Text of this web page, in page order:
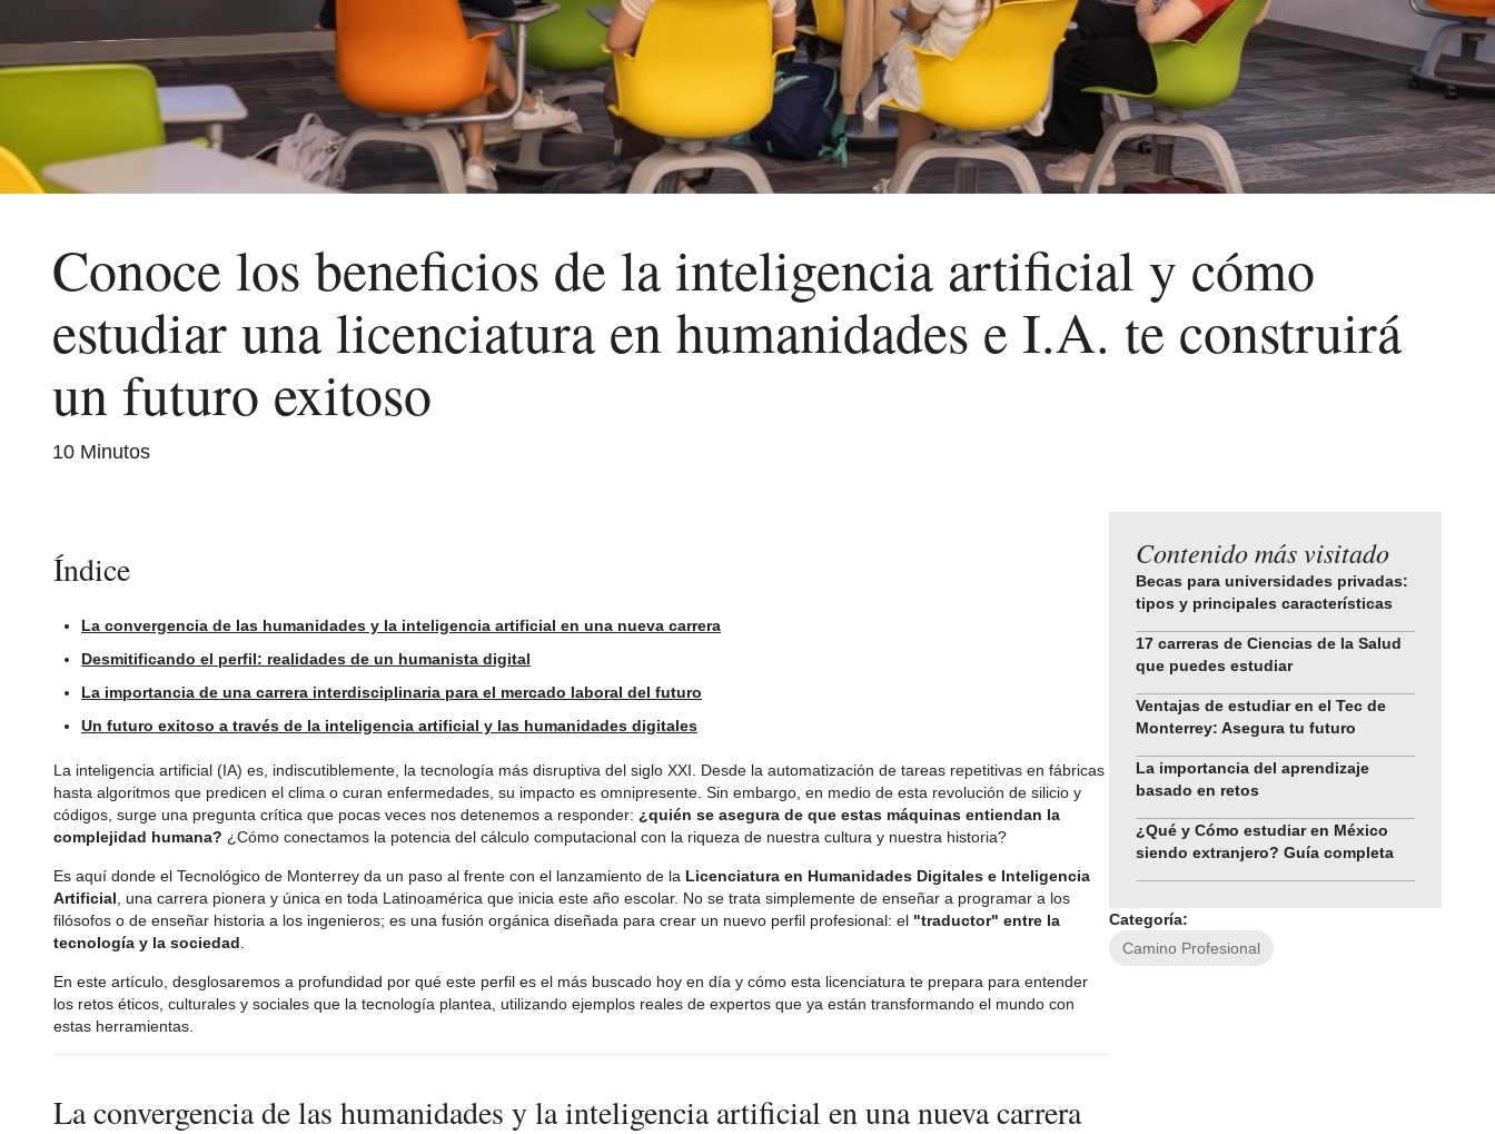
Conoce los beneficios de la inteligencia artificial y cómo
estudiar una licenciatura en humanidades e I.A. te construirá
un futuro exitoso
10 Minutos
Índice
La convergencia de las humanidades y la inteligencia artificial en una nueva carrera
Desmitificando el perfil: realidades de un humanista digital
La importancia de una carrera interdisciplinaria para el mercado laboral del futuro
Un futuro exitoso a través de la inteligencia artificial y las humanidades digitales
La inteligencia artificial (IA) es, indiscutiblemente, la tecnología más disruptiva del siglo XXI. Desde la automatización de tareas repetitivas en fábricas
hasta algoritmos que predicen el clima o curan enfermedades, su impacto es omnipresente. Sin embargo, en medio de esta revolución de silicio y
códigos, surge una pregunta crítica que pocas veces nos detenemos a responder: ¿quién se asegura de que estas máquinas entiendan la
complejidad humana? ¿Cómo conectamos la potencia del cálculo computacional con la riqueza de nuestra cultura y nuestra historia?
Es aquí donde el Tecnológico de Monterrey da un paso al frente con el lanzamiento de la Licenciatura en Humanidades Digitales e Inteligencia
Artificial , una carrera pionera y única en toda Latinoamérica que inicia este año escolar. No se trata simplemente de enseñar a programar a los
filósofos o de enseñar historia a los ingenieros; es una fusión orgánica diseñada para crear un nuevo perfil profesional: el "traductor" entre la
tecnología y la sociedad
En este artículo, desglosaremos a profundidad por qué este perfil es el más buscado hoy en día y cómo esta licenciatura te prepara para entender
los retos éticos, culturales y sociales que la tecnología plantea, utilizando ejemplos reales de expertos que ya están transformando el mundo con
estas herramientas.
La convergencia de las humanidades y la inteligencia artificial en una nueva carrera
Contenido más visitado
Becas para universidades privadas:
tipos y principales características
17 carreras de Ciencias de la Salud
que puedes estudiar
Ventajas de estudiar en el Tec de
Monterrey: Asegura tu futuro
La importancia del aprendizaje
basado en retos
¿Qué y Cómo estudiar en México
siendo extranjero? Guía completa
Categoría:
Camino Profesional